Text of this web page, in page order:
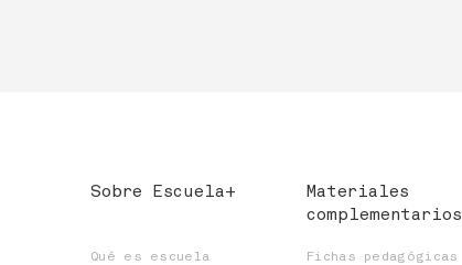
Sobre Escuela+
Qué es escuela
Materiales
complementarios
Fichas pedagógicas